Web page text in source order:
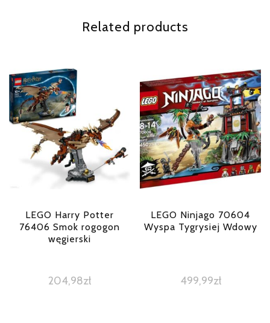
Related products
LEGO Harry Potter
76406 Smok rogogon
węgierski
204,98zł
LEGO Ninjago 70604
Wyspa Tygrysiej Wdowy
499,99zł